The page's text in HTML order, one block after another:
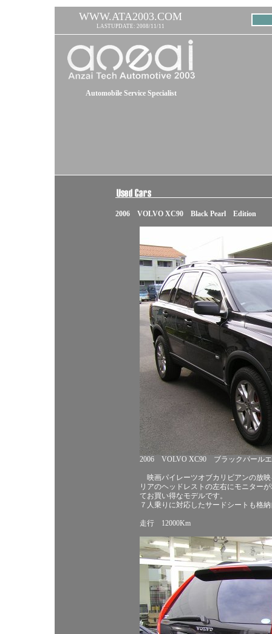
WWW.ATA2003.COM
LASTUPDATE: 2008/11/11
Automobile Service Specialist
2006 VOLVO XC90 Black Pearl Edition
2006 VOLVO XC90 ブラックパール
映画パイレーツオブカリビアンの放
リアのヘッドレストの左右にモニター
てお買い得なモデルです。
７人乗りに対応したサードシートも格
走行 12000Km